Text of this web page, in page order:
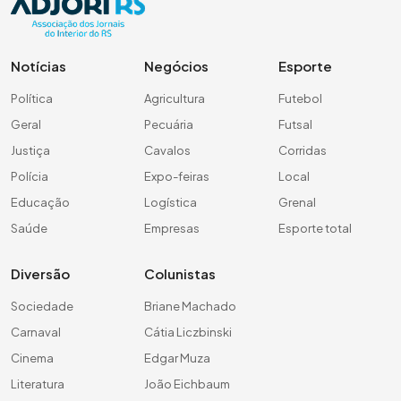
Notícias
Política
Geral
Justiça
Polícia
Educação
Saúde
Negócios
Agricultura
Pecuária
Cavalos
Expo-feiras
Logística
Empresas
Esporte
Futebol
Futsal
Corridas
Local
Grenal
Esporte total
Diversão
Sociedade
Carnaval
Cinema
Literatura
Colunistas
Briane Machado
Cátia Liczbinski
Edgar Muza
João Eichbaum